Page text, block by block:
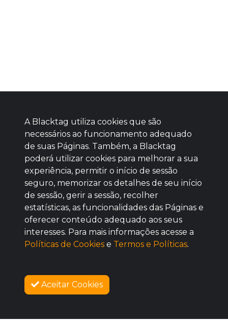
Baixe agora nosso app
SOBRE NÓS
A Blacktag utiliza cookies que são
necessários ao funcionamento adequado
de suas Páginas. Também, a Blacktag
poderá utilizar cookies para melhorar a sua
experiência, permitir o início de sessão
seguro, memorizar os detalhes de seu início
de sessão, gerir a sessão, recolher
estatísticas, as funcionalidades das Páginas e
oferecer conteúdo adequado aos seus
interesses. Para mais informações acesse a
Políticas de Cookies e Termos e Políticas.
Aceitar Cookies